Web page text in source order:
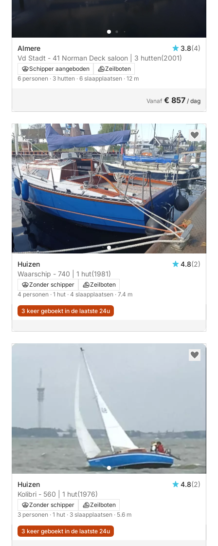
Almere 3.8(4)
Vd Stadt - 41 Norman Deck saloon | 3 hutten(2001)
Schipper aangeboden
Zeilboten
6 personen · 3 hutten · 6 slaapplaatsen · 12 m
Vanaf € 857 / dag
Huizen 4.8(2)
Waarschip - 740 | 1 hut(1981)
Zonder schipper
Zeilboten
4 personen · 1 hut · 4 slaapplaatsen · 7.4 m
3 keer geboekt in de laatste 24u
Huizen 4.8(2)
Kolibri - 560 | 1 hut(1976)
Zonder schipper
Zeilboten
3 personen · 1 hut · 3 slaapplaatsen · 5.6 m
3 keer geboekt in de laatste 24u